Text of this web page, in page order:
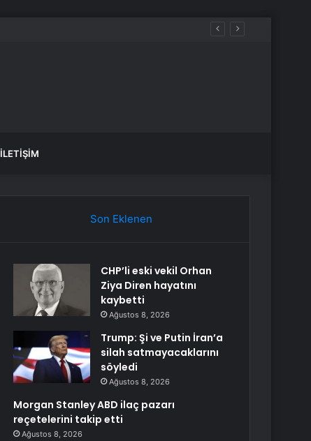
İLETIŞIM
Son Eklenen
CHP’li eski vekil Orhan
Ziya Diren hayatını
kaybetti
Ağustos 8, 2026
Trump: Şi ve Putin İran’a
silah satmayacaklarını
söyledi
Ağustos 8, 2026
Morgan Stanley ABD ilaç pazarı
reçetelerini takip etti
Ağustos 8, 2026